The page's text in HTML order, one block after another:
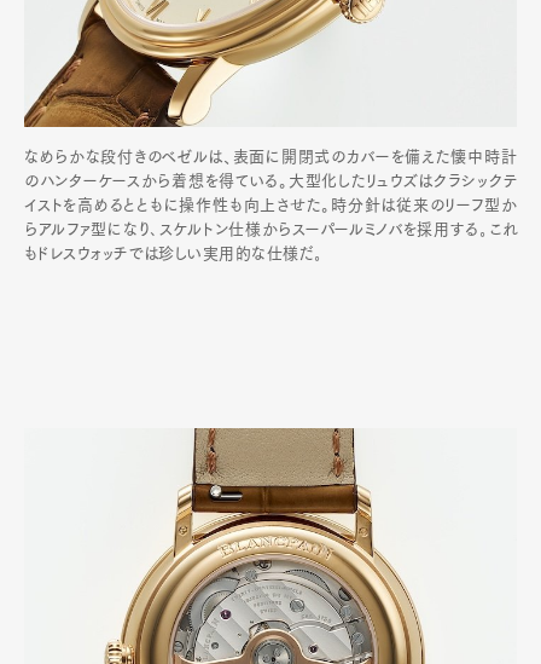
なめらかな段付きのベゼルは、表面に開閉式のカバーを備えた懐中時計
のハンターケースから着想を得ている。大型化したリュウズはクラシックテ
イストを高めるとともに操作性も向上させた。時分針は従来のリーフ型か
らアルファ型になり､スケルトン仕様からスーパールミノバを採用する｡これ
もドレスウォッチでは珍しい実用的な仕様だ｡